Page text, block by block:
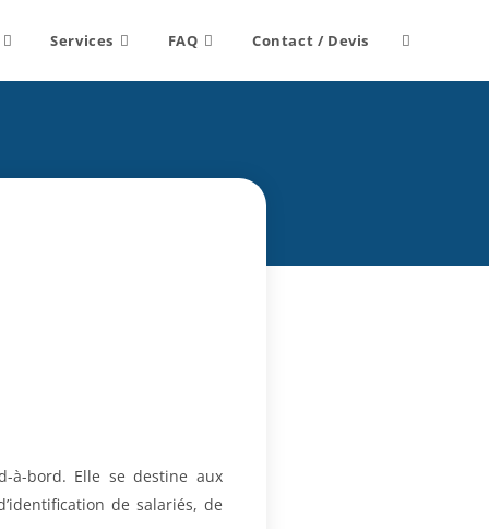
Services FAQ Contact / Devis Toggle
bord. Elle se destine aux
de salariés, de